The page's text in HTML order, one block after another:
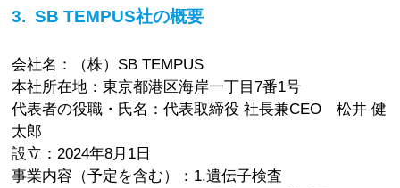
3. SB TEMPUS社の概要
会社名：（株）SB TEMPUS
本社所在地：東京都港区海岸一丁目7番1号
代表者の役職・氏名：代表取締役 社長兼CEO 松井 健
太郎
設立：2024年8月1日
事業内容（予定を含む）：1.遺伝子検査